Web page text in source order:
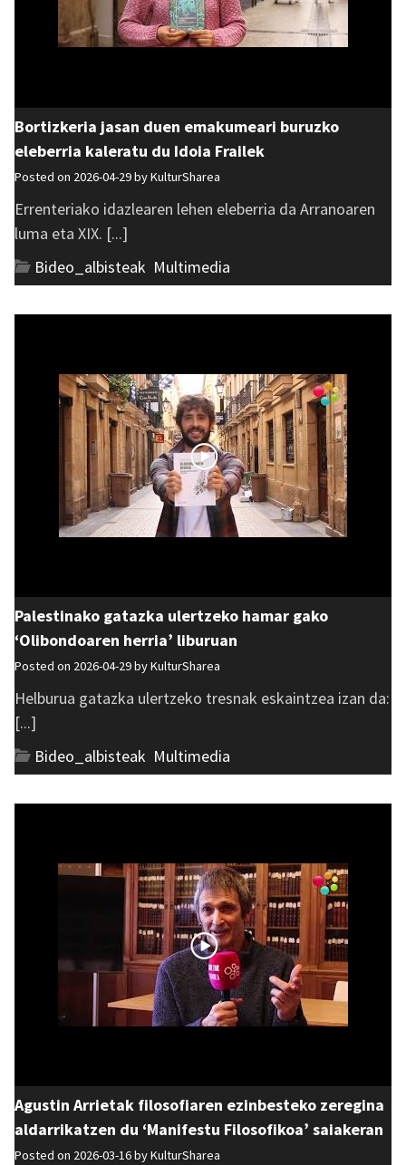
Bortizkeria jasan duen emakumeari buruzko
eleberria kaleratu du Idoia Frailek
Posted on 2026-04-29 byKulturSharea
Errenteriako idazlearen lehen eleberria da Arranoaren
luma eta XIX. [...]
Bideo_albisteak Multimedia
Palestinako gatazka ulertzeko hamar gako
‘Olibondoaren herria’ liburuan
Posted on 2026-04-29 byKulturSharea
Helburua gatazka ulertzeko tresnak eskaintzea izan da:
[...]
Bideo_albisteak Multimedia
Agustin Arrietak filosofiaren ezinbesteko zeregina
aldarrikatzen du ‘Manifestu Filosofikoa’ saiakeran
Posted on 2026-03-16 byKulturSharea